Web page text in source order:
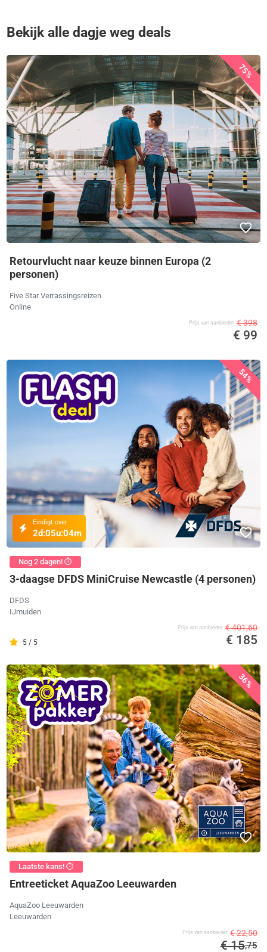
Bekijk alle dagje weg deals
75%
Retourvlucht naar keuze binnen Europa (2
personen)
Five Star Verrassingsreizen
Online
Prijs van aanbieder € 398
€ 99
54%
Eindigt over
2d:05u:04m
Nog 2 dagen! ⏱️
3-daagse DFDS MiniCruise Newcastle (4 personen)
DFDS
IJmuiden
5 / 5
Prijs van aanbieder € 401,60
€ 185
36%
Laatste kans! ⏱️
Entreeticket AquaZoo Leeuwarden
AquaZoo Leeuwarden
Leeuwarden
Prijs van aanbieder € 22,50
€ 15,75